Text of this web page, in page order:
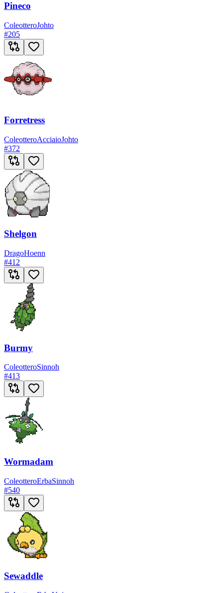
Pineco
ColeotteroJohto
#205
Forretress
ColeotteroAcciaioJohto
#372
Shelgon
DragoHoenn
#412
Burmy
ColeotteroSinnoh
#413
Wormadam
ColeotteroErbaSinnoh
#540
Sewaddle